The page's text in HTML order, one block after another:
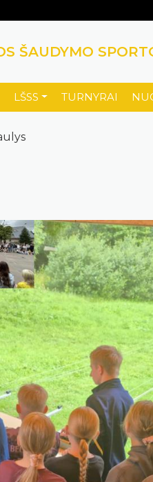
ŠAUDYMO
LŠSS TURNYRAI